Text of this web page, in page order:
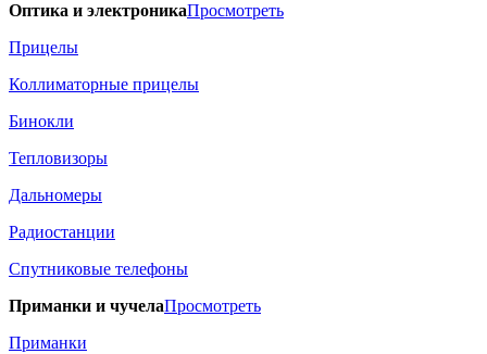
Оптика и электроникаПросмотреть
Прицелы
Коллиматорные прицелы
Бинокли
Тепловизоры
Дальномеры
Радиостанции
Спутниковые телефоны
Приманки и чучелаПросмотреть
Приманки